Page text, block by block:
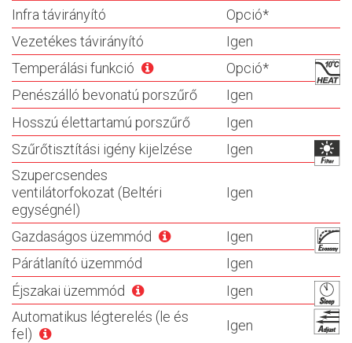
Infra távirányító
Opció*
Vezetékes távirányító
Igen
Temperálási funkció
Opció*
Penészálló bevonatú porszűrő
Igen
Hosszú élettartamú porszűrő
Igen
Szűrőtisztítási igény kijelzése
Igen
Szupercsendes
ventilátorfokozat (Beltéri
egységnél)
Igen
Gazdaságos üzemmód
Igen
Párátlanító üzemmód
Igen
Éjszakai üzemmód
Igen
Automatikus légterelés (le és
fel)
Igen